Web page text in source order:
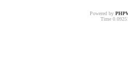
Powered by
Time